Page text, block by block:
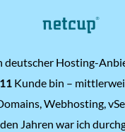
deutscher Hosting-
Kunde bin –
Webhosting,
Jahren war ich